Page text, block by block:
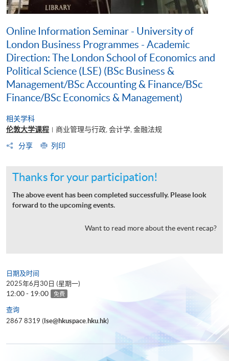
Online Information Seminar - University of
London Business Programmes - Academic
Direction: The London School of Economics and
Political Science (LSE) (BSc Business &
Management/BSc Accounting & Finance/BSc
Finance/BSc Economics & Management)
相关学科
伦敦大学课程 | 商业管理与行政, 会计学, 金融法规
分享
列印
Thanks for your participation!
The above event has been completed successfully. Please look
forward to the upcoming events.
Want to read more about the event recap?
日期及时间
2025年6月30日 (星期一)
12:00 - 19:00 免费
查询
2867 8319 (lse@hkuspace.hku.hk)